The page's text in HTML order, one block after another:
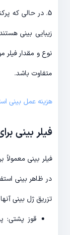
5. در حالی که
زیبایی بینی
نوع و مقدار
متفاوت باشد.
هزینه عمل بینی
فیلر بینی
فیلر بینی
در ظاهر بینی
تزریق ژل بینی
قوز پشتی: